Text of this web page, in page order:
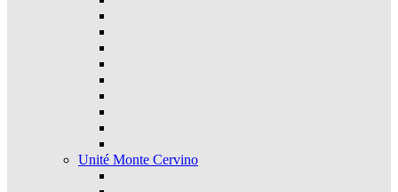
Unité Monte Cervino